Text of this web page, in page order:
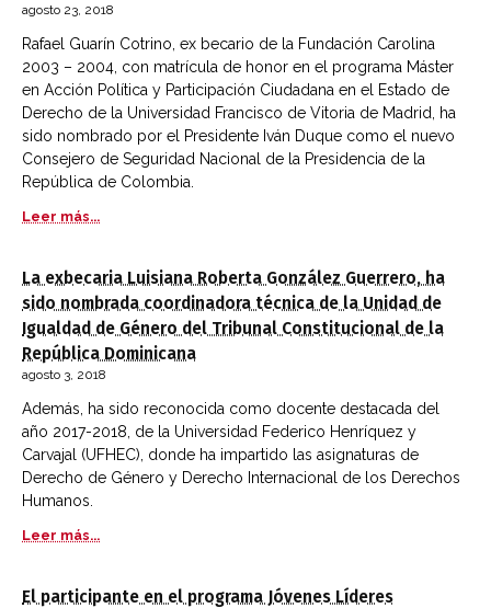
agosto 23, 2018
Rafael Guarín Cotrino, ex becario de la Fundación Carolina
2003 – 2004, con matrícula de honor en el programa Máster
en Acción Política y Participación Ciudadana en el Estado de
Derecho de la Universidad Francisco de Vitoria de Madrid, ha
sido nombrado por el Presidente Iván Duque como el nuevo
Consejero de Seguridad Nacional de la Presidencia de la
República de Colombia.
Leer más...
La exbecaria Luisiana Roberta González Guerrero, ha
sido nombrada coordinadora técnica de la Unidad de
Igualdad de Género del Tribunal Constitucional de la
República Dominicana
agosto 3, 2018
Además, ha sido reconocida como docente destacada del
año 2017-2018, de la Universidad Federico Henríquez y
Carvajal (UFHEC), donde ha impartido las asignaturas de
Derecho de Género y Derecho Internacional de los Derechos
Humanos.
Leer más...
El participante en el programa Jóvenes Líderes